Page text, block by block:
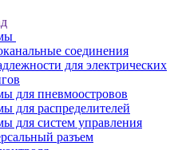
соединения
для электрических
для пневмоостровов
для распределителей
для систем управления
разъем